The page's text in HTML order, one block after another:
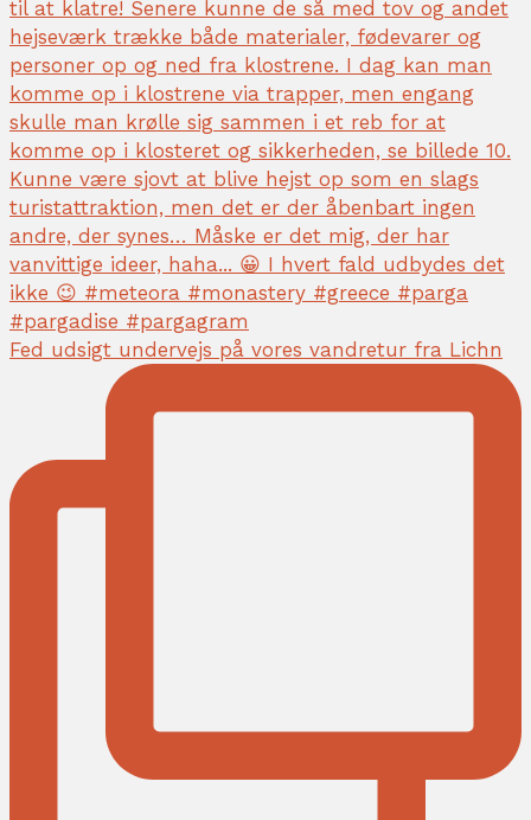
Fed udsigt undervejs på vores vandretur fra Lichn